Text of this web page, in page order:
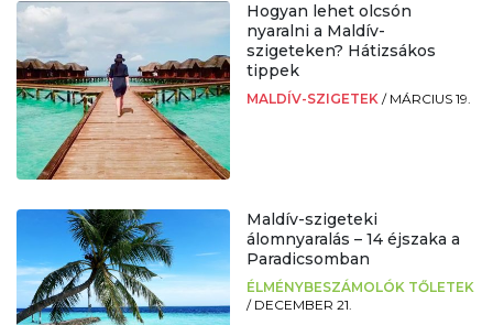
Hogyan lehet olcsón
nyaralni a Maldív-
szigeteken? Hátizsákos
tippek
MALDÍV-SZIGETEK / MÁRCIUS 19.
Maldív-szigeteki
álomnyaralás – 14 éjszaka a
Paradicsomban
ÉLMÉNYBESZÁMOLÓK TŐLETEK
/ DECEMBER 21.